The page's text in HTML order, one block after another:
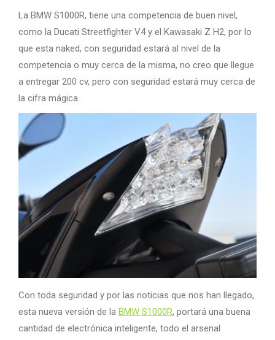
La BMW S1000R, tiene una competencia de buen nivel,
como la Ducati Streetfighter V4 y el Kawasaki Z H2, por lo
que esta naked, con seguridad estará al nivel de la
competencia o muy cerca de la misma, no creo que llegue
a entregar 200 cv, pero con seguridad estará muy cerca de
la cifra mágica.
Con toda seguridad y por las noticias que nos han llegado,
esta nueva versión de la BMW S1000R, portará una buena
cantidad de electrónica inteligente, todo el arsenal